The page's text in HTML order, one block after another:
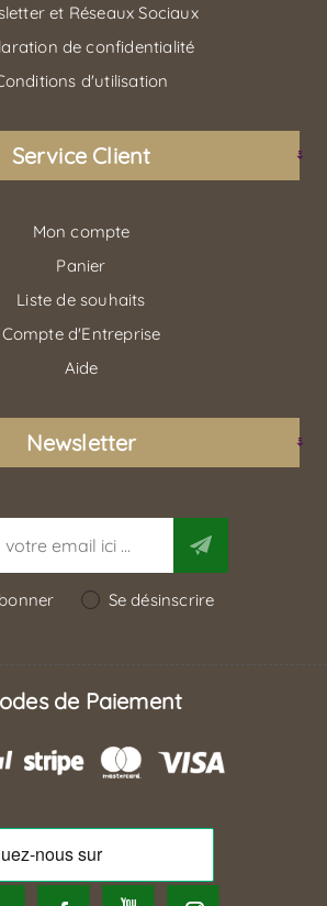
et Réseaux Sociaux
de confidentialité
d'utilisation
Service Client
Mon compte
Panier
Liste de souhaits
Compte d'Entreprise
Aide
Newsletter
Se désinscrire
de Paiement